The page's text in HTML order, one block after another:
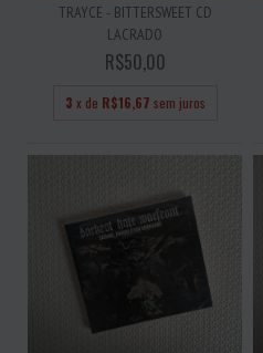
TRAYCE - BITTERSWEET CD
LACRADO
R$50,00
3 x de R$16,67 sem juros